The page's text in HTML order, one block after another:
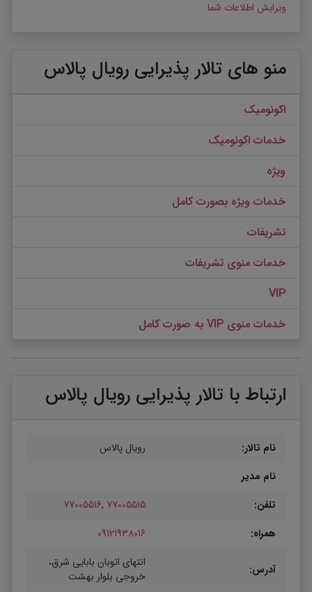
ویرایش اطلاعات شما
منو های تالار پذیرایی رویال پالاس
اکونومیک
خدمات اکونومیک
ویژه
خدمات ویژه بصورت کامل
تشریفات
خدمات منوی تشریفات
VIP
خدمات منوی VIP به صورت کامل
ارتباط با تالار پذیرایی رویال پالاس
نام تالار:
رویال پالاس
نام مدیر
تلفن:
77005515
,
77005516
همراه:
09121938016
آدرس:
انتهای اتوبان بابایی شرق،
خروجی بلوار بهشت